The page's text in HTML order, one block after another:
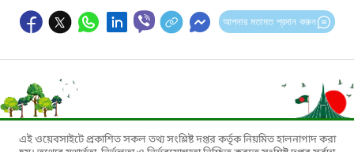
আপনার মতামত প্রদান করুন
এই ওয়েবসাইটে প্রকাশিত সকল তথ্য সংশ্লিষ্ট দপ্তর কর্তৃক নিয়মিত হালনাগাদ করা